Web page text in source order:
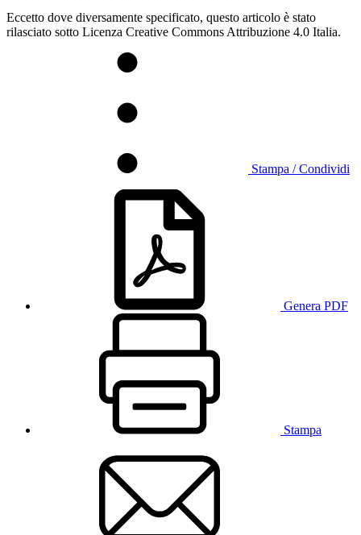
Eccetto dove diversamente specificato, questo articolo è stato
rilasciato sotto Licenza Creative Commons Attribuzione 4.0 Italia.
Stampa / Condividi
Genera PDF
Stampa